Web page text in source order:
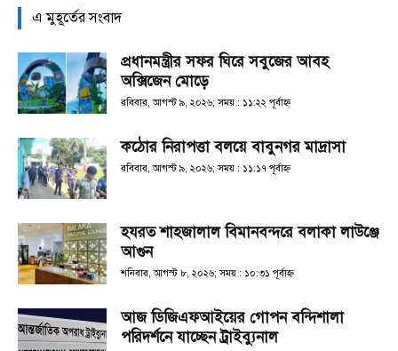
এ মুহূর্তের সংবাদ
প্রধানমন্ত্রীর সফর ঘিরে সবুজের আবহ
অক্সিজেন মোড়ে
রবিবার, আগস্ট ৯, ২০২৬; সময় : ১১:২২ পূর্বাহ্ণ
কঠোর নিরাপত্তা বলয়ে বাবুনগর মাদ্রাসা
রবিবার, আগস্ট ৯, ২০২৬; সময় : ১১:১৭ পূর্বাহ্ণ
হযরত শাহজালাল বিমানবন্দরে বলাকা লাউঞ্জে
আগুন
শনিবার, আগস্ট ৮, ২০২৬; সময় : ১০:৩১ পূর্বাহ্ণ
আজ ডিজিএফআইয়ের গোপন বন্দিশালা
পরিদর্শনে যাচ্ছেন ট্রাইব্যুনাল